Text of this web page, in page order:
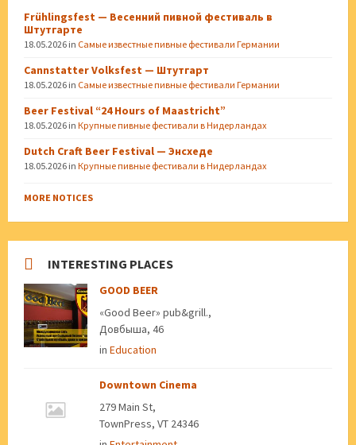
Frühlingsfest — Весенний пивной фестиваль в
Штутгарте
18.05.2026 in Самые известные пивные фестивали Германии
Cannstatter Volksfest — Штутгарт
18.05.2026 in Самые известные пивные фестивали Германии
Beer Festival “24 Hours of Maastricht”
18.05.2026 in Крупные пивные фестивали в Нидерландах
Dutch Craft Beer Festival — Энсхеде
18.05.2026 in Крупные пивные фестивали в Нидерландах
MORE NOTICES
INTERESTING PLACES
GOOD BEER
«Good Beer» pub&grill.,
Довбыша, 46
in Education
Downtown Cinema
279 Main St,
TownPress, VT 24346